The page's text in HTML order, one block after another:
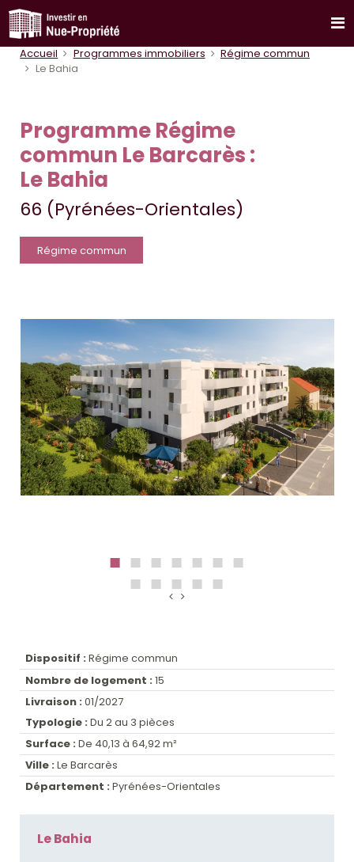
Accueil Programmes immobiliers
Régime commun
Le Bahia
Programme Régime
commun Le Barcarès :
Le Bahia
66 (Pyrénées-Orientales)
Régime commun
Dispositif : Régime commun
Nombre de logement : 15
Livraison : 01/2027
Typologie : Du 2 au 3 pièces
Surface : De 40,13 à 64,92 m²
Ville : Le Barcarès
Département : Pyrénées-Orientales
Le Bahia